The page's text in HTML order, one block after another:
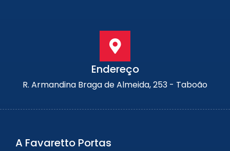
Endereço
R. Armandina Braga de Almeida, 253 - Taboão
A Favaretto Portas